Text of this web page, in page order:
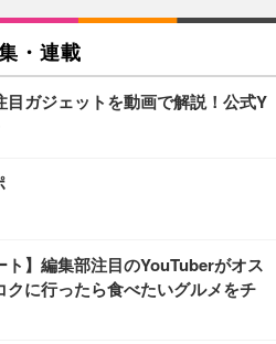
・連載
目ガジェットを動画で解説！公式Y
ト】編集部注目のYouTuberがオス
クに行ったら食べたいグルメをチ